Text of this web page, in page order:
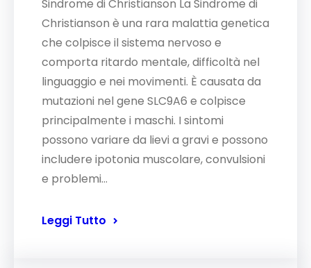
Sindrome di Christianson La Sindrome di
Christianson è una rara malattia genetica
che colpisce il sistema nervoso e
comporta ritardo mentale, difficoltà nel
linguaggio e nei movimenti. È causata da
mutazioni nel gene SLC9A6 e colpisce
principalmente i maschi. I sintomi
possono variare da lievi a gravi e possono
includere ipotonia muscolare, convulsioni
e problemi…
Leggi Tutto